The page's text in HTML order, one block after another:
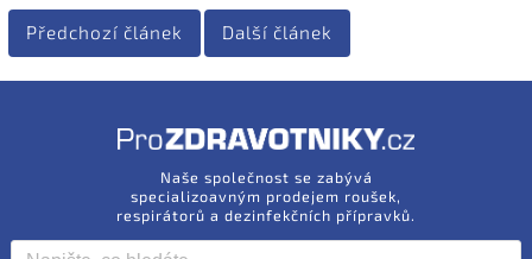
Předchozí článek Další článek
Naše společnost se zabývá
specializoavným prodejem roušek,
respirátorů a dezinfekčních přípravků.